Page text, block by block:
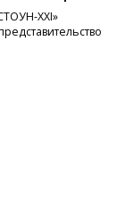
XXI»